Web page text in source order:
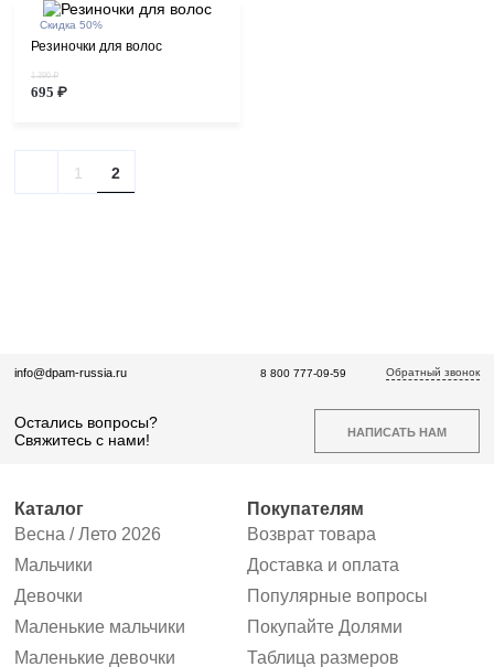
Скидка 50%
Резиночки для волос
1 390 ₽
695 ₽
1 2
info@dpam-russia.ru
Остались вопросы?
Свяжитесь с нами!
НАПИСАТЬ НАМ
8 800 777-09-59 Обратный звонок
Каталог
Весна / Лето 2026
Мальчики
Девочки
Маленькие мальчики
Маленькие девочки
Покупателям
Возврат товара
Доставка и оплата
Популярные вопросы
Покупайте Долями
Таблица размеров